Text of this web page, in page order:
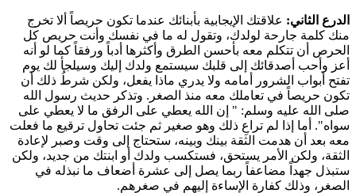
الدرع الثاني: علاقتك الإيجابية بأبنائك عندما تكون حريصاً ألا تخرج
منك كلمة جارحة لولدك، وتقول له ما في نفسك وأنت حريص كل
الحرص أن تتكلم معه بأحسن الطرق وأكثرها أدباً ورفقاً كما لو أنه
أعز وأحب أصدقائك إلى قلبك سيستمع ولدك إليك وسيلجأ لك يوم
تفتح أبواب الشرور أمامه ولا يدري ماذا يفعل، ولكن شرطُ ذلك أن
تكون حريصاً في تعاملك معه منذ الصغر. وتذكر حديث رسول الله
صلى الله عليه وسلم: " إن الله يعطي على الرفق ما لا يعطي على
سواه". أما إذا لم تراعِ ذلك وهو صغير ثم جئت تحاول ترقيع ما فعلت
معه بعد أن هدمت الثقة بينك وبينه، ستحتاج إلى وقت وصبر لإعادة
الثقة، ولكن الأمر يستحق، فستكسب ولدك أو ابنتك من جديد، ولكن
ستبذل جهداً مضاعفاً ربما يصل إلى عشرة أضعاف ما نبذله في
الصغر، وذلك كفارة الإساءة إليهم في صغرهم.